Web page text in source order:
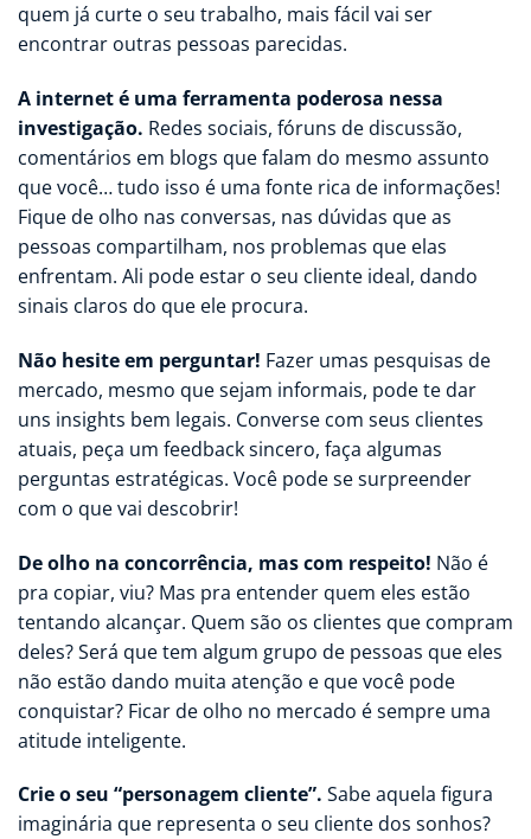
quem já curte o seu trabalho, mais fácil vai ser
encontrar outras pessoas parecidas.
A internet é uma ferramenta poderosa nessa
investigação. Redes sociais, fóruns de discussão,
comentários em blogs que falam do mesmo assunto
que você… tudo isso é uma fonte rica de informações!
Fique de olho nas conversas, nas dúvidas que as
pessoas compartilham, nos problemas que elas
enfrentam. Ali pode estar o seu cliente ideal, dando
sinais claros do que ele procura.
Não hesite em perguntar! Fazer umas pesquisas de
mercado, mesmo que sejam informais, pode te dar
uns insights bem legais. Converse com seus clientes
atuais, peça um feedback sincero, faça algumas
perguntas estratégicas. Você pode se surpreender
com o que vai descobrir!
De olho na concorrência, mas com respeito! Não é
pra copiar, viu? Mas pra entender quem eles estão
tentando alcançar. Quem são os clientes que compram
deles? Será que tem algum grupo de pessoas que eles
não estão dando muita atenção e que você pode
conquistar? Ficar de olho no mercado é sempre uma
atitude inteligente.
Crie o seu “personagem cliente”. Sabe aquela figura
imaginária que representa o seu cliente dos sonhos?